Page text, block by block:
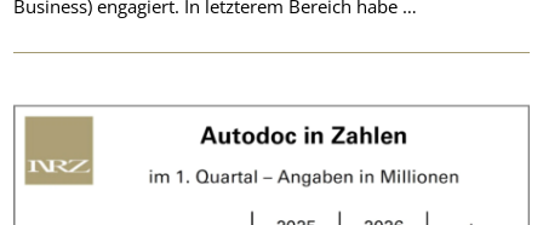
Business) engagiert. In letzterem Bereich habe …